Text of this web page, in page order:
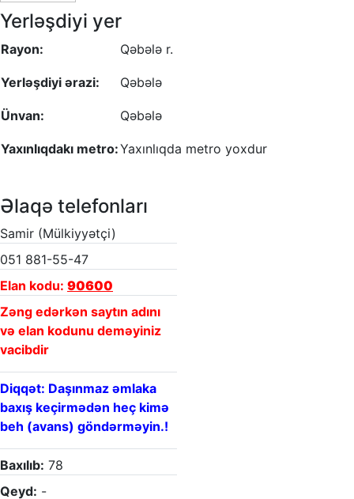
Yerləşdiyi yer
Rayon: Qəbələ r.
Yerləşdiyi ərazi: Qəbələ
Ünvan: Qəbələ
Yaxınlıqdakı metro:Yaxınlıqda metro yoxdur
Əlaqə telefonları
Samir (Mülkiyyətçi)
051 881-55-47
Elan kodu: 90600
Zəng edərkən saytın adını
və elan kodunu deməyiniz
vacibdir
Diqqət: Daşınmaz əmlaka
baxış keçirmədən heç kimə
beh (avans) göndərməyin.!
Baxılıb: 78
Qeyd: -